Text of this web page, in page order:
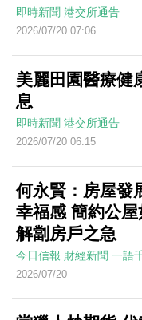
即時新聞 港交所通告
2026/07/20 07:06
美麗田園醫療健
息
即時新聞 港交所通告
2026/07/20 06:15
何永賢：房屋發
幸福感 簡約公屋
解劏房戶之急
今日信報 財經新聞 一語
2026/07/20